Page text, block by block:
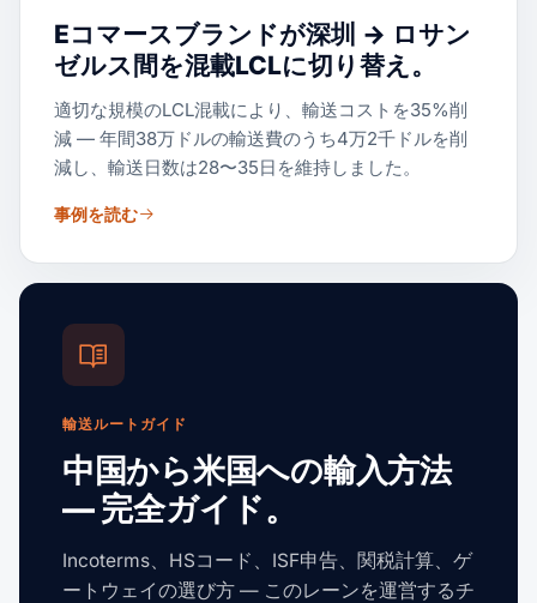
Eコマースブランドが深圳 → ロサン
ゼルス間を混載LCLに切り替え。
適切な規模のLCL混載により、輸送コストを35%削
減 — 年間38万ドルの輸送費のうち4万2千ドルを削
減し、輸送日数は28〜35日を維持しました。
事例を読む
輸送ルートガイド
中国から米国への輸入方法
— 完全ガイド。
Incoterms、HSコード、ISF申告、関税計算、ゲ
ートウェイの選び方 — このレーンを運営するチ